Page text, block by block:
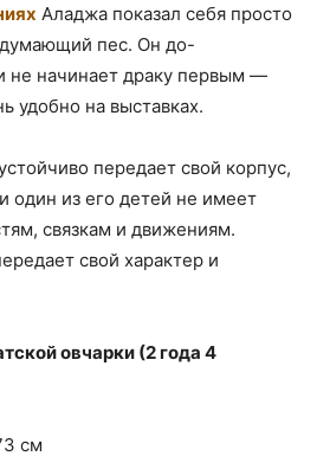
Аладжа показал себя просто
пес. Он до-
не начинает драку первым —
удобно на выставках.
передает свой корпус,
один из его детей не имеет
связкам и движениям.
свой характер и
овчарки (2 года 4
см